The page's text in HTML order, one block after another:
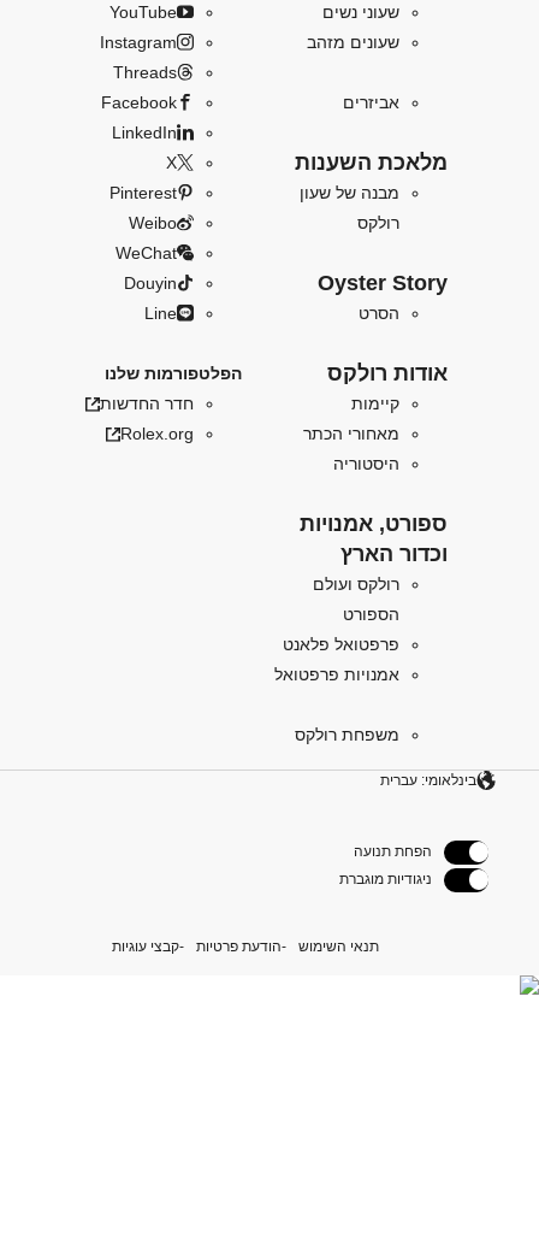
שעוני נשים
שעונים מזהב
אביזרים
מלאכת השענות
מבנה של שעון
רולקס
Oyster Story
הסרט
אודות רולקס
קיימות
מאחורי הכתר
היסטוריה
ספורט, אמנויות
וכדור הארץ
רולקס ועולם
הספורט
פרפטואל פלאנט
אמנויות פרפטואל
משפחת רולקס
YouTube
Instagram
Threads
Facebook
LinkedIn
X
Pinterest
Weibo
WeChat
Douyin
Line
הפלטפורמות שלנו
חדר החדשות
Rolex.org
בינלאומי: עברית
הפחת תנועה
ניגודיות מוגברת
תנאי השימוש הודעת פרטיות קבצי עוגיות